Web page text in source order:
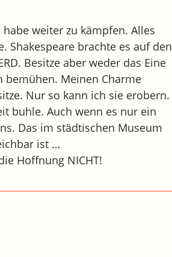
weiter zu kämpfen. Alles
Shakespeare brachte es auf den
Besitze aber weder das Eine
bemühen. Meinen Charme
Nur so kann ich sie erobern.
buhle. Auch wenn es nur ein
Das im städtischen Museum
ist …
Hoffnung NICHT!